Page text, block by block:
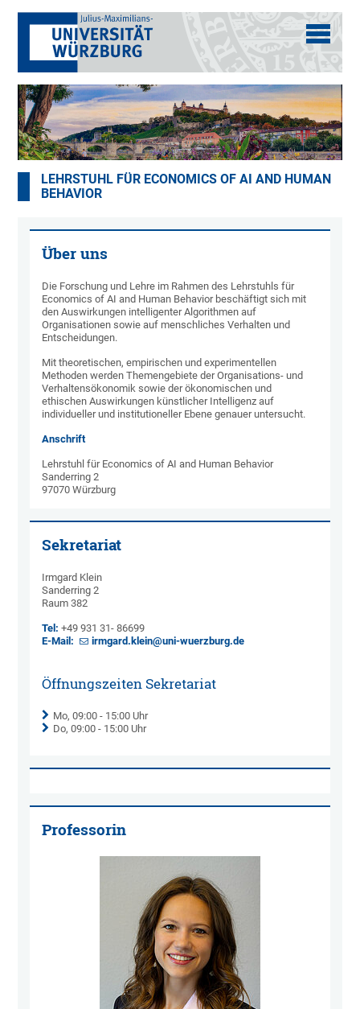
LEHRSTUHL FÜR ECONOMICS OF AI AND HUMAN
BEHAVIOR
Über uns
Die Forschung und Lehre im Rahmen des Lehrstuhls für
Economics of AI and Human Behavior beschäftigt sich mit
den Auswirkungen intelligenter Algorithmen auf
Organisationen sowie auf menschliches Verhalten und
Entscheidungen.
Mit theoretischen, empirischen und experimentellen
Methoden werden Themengebiete der Organisations- und
Verhaltensökonomik sowie der ökonomischen und
ethischen Auswirkungen künstlicher Intelligenz auf
individueller und institutioneller Ebene genauer untersucht.
Anschrift
Lehrstuhl für Economics of AI and Human Behavior
Sanderring 2
97070 Würzburg
Sekretariat
Irmgard Klein
Sanderring 2
Raum 382
Tel: +49 931 31- 86699
E-Mail:
irmgard.klein@uni-wuerzburg.de
Öffnungszeiten Sekretariat
Mo, 09:00 - 15:00 Uhr
Do, 09:00 - 15:00 Uhr
Professorin